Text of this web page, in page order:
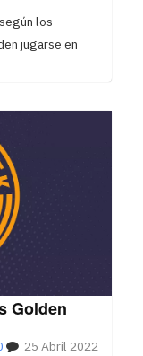
los
jugarse en
Golden
25 Abril 2022